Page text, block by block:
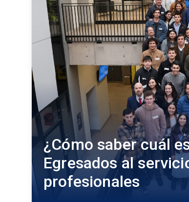
¿Cómo saber cuál
Egresados al
profesionales